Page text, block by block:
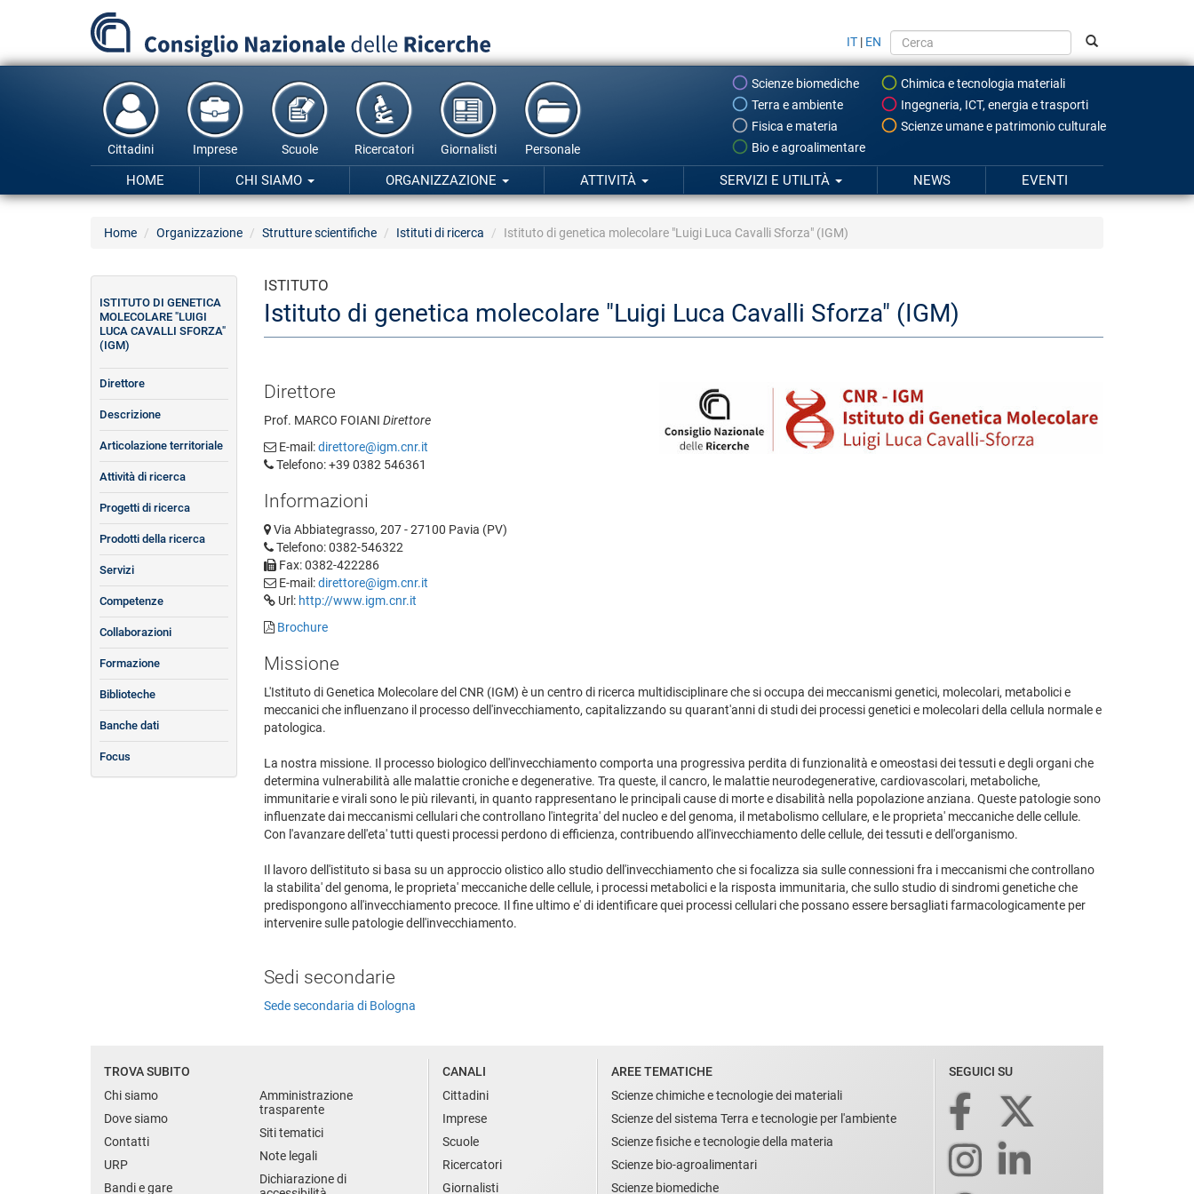
principale
IT | EN
Scienze biomediche
Chimica e tecnologia materiali
Terra e ambiente
Ingegneria, ICT, energia e trasporti
Fisica e materia
Scienze umane e patrimonio culturale
Bio e agroalimentare
Cittadini Imprese Scuole Ricercatori Giornalisti Personale
HOME CHI SIAMO ORGANIZZAZIONE ATTIVITÀ SERVIZI E UTILITÀ NEWS EVENTI
Home Organizzazione Strutture scientifiche Istituti di ricerca Istituto di genetica molecolare "Luigi Luca Cavalli Sforza" (IGM)
ISTITUTO
Istituto di genetica molecolare "Luigi Luca Cavalli Sforza" (IGM)
Direttore
Prof. MARCO FOIANI Direttore
E-mail:direttore@igm.cnr.it
Telefono: +39 0382 546361
Informazioni
Via Abbiategrasso, 207 - 27100 Pavia (PV)
Telefono: 0382-546322
Fax: 0382-422286
E-mail:direttore@igm.cnr.it
Url: http://www.igm.cnr.it
Brochure
Missione
L'Istituto di Genetica Molecolare del CNR (IGM) è un centro di ricerca multidisciplinare che si occupa dei meccanismi genetici, molecolari, metabolici e
meccanici che influenzano il processo dell'invecchiamento, capitalizzando su quarant'anni di studi dei processi genetici e molecolari della cellula normale e
patologica.
La nostra missione. Il processo biologico dell'invecchiamento comporta una progressiva perdita di funzionalità e omeostasi dei tessuti e degli organi che
determina vulnerabilità alle malattie croniche e degenerative. Tra queste, il cancro, le malattie neurodegenerative, cardiovascolari, metaboliche,
immunitarie e virali sono le più rilevanti, in quanto rappresentano le principali cause di morte e disabilità nella popolazione anziana. Queste patologie sono
influenzate dai meccanismi cellulari che controllano l'integrita' del nucleo e del genoma, il metabolismo cellulare, e le proprieta' meccaniche delle cellule.
Con l'avanzare dell'eta' tutti questi processi perdono di efficienza, contribuendo all'invecchiamento delle cellule, dei tessuti e dell'organismo.
Il lavoro dell'istituto si basa su un approccio olistico allo studio dell'invecchiamento che si focalizza sia sulle connessioni fra i meccanismi che controllano
la stabilita' del genoma, le proprieta' meccaniche delle cellule, i processi metabolici e la risposta immunitaria, che sullo studio di sindromi genetiche che
predispongono all'invecchiamento precoce. Il fine ultimo e' di identificare quei processi cellulari che possano essere bersagliati farmacologicamente per
intervenire sulle patologie dell'invecchiamento.
Sedi secondarie
Sede secondaria di Bologna
ISTITUTO DI GENETICA
MOLECOLARE "LUIGI
LUCA CAVALLI SFORZA"
(IGM)
Direttore
Descrizione
Articolazione territoriale
Attività di ricerca
Progetti di ricerca
Prodotti della ricerca
Servizi
Competenze
Collaborazioni
Formazione
Biblioteche
Banche dati
Focus
TROVA SUBITO
Chi siamo
Dove siamo
Contatti
URP
Bandi e gare
Amministrazione
trasparente
Siti tematici
Note legali
Dichiarazione di
CANALI
Cittadini
Imprese
Scuole
Ricercatori
Giornalisti
AREE TEMATICHE
Scienze chimiche e tecnologie dei materiali
Scienze del sistema Terra e tecnologie per l'ambiente
Scienze fisiche e tecnologie della materia
Scienze bio-agroalimentari
Scienze biomediche
SEGUICI SU